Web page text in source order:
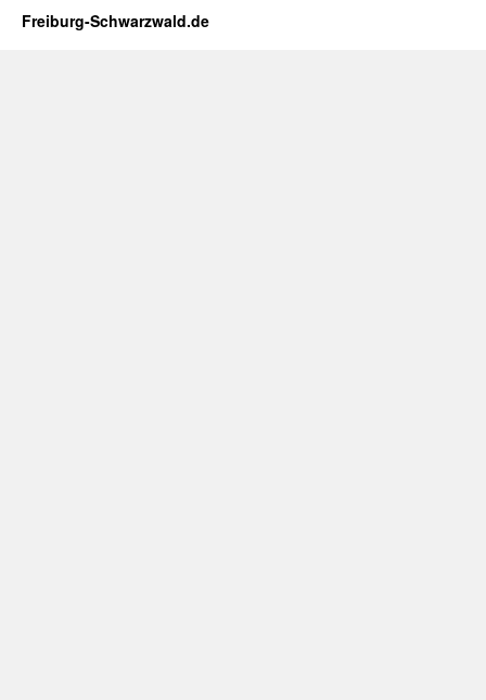
Freiburg-Schwarzwald.de